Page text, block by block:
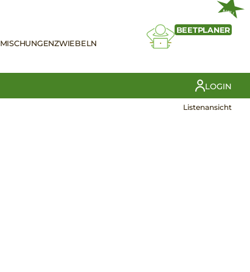
MISCHUNGENZWIEBELN
NEU
BEETPLANER
LOGIN
Listenansicht